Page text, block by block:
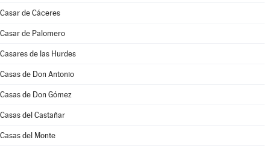
Casar de Cáceres
Casar de Palomero
Casares de las Hurdes
Casas de Don Antonio
Casas de Don Gómez
Casas del Castañar
Casas del Monte